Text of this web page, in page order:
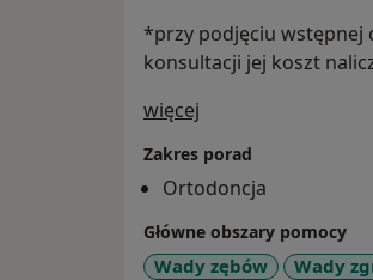
*przy podjęciu wstępnej
konsultacji jej koszt
więcej
Zakres porad
Ortodoncja
Główne obszary pomocy
Wady zębów Wady